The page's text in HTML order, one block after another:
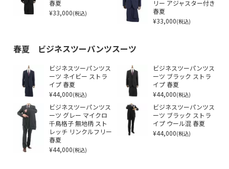
春夏
¥33,000(税込)
リー アジャスター付き
春夏
¥33,000(税込)
春夏 ビジネスツーパンツスーツ
ビジネスツーパンツス
ーツ ネイビー ストラ
イプ 春夏
¥44,000(税込)
ビジネスツーパンツス
ーツ ブラック ストラ
イプ 春夏
¥44,000(税込)
ビジネスツーパンツス
ーツ グレー マイクロ
千鳥格子 無地柄 スト
レッチ リンクルフリー
春夏
¥44,000(税込)
ビジネスツーパンツス
ーツ ブラック ストラ
イプ ウール混 春夏
¥44,000(税込)